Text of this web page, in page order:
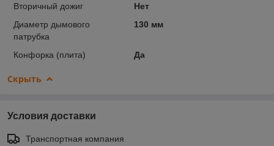
Вторичный дожиг
Нет
Диаметр дымового
патрубка
130 мм
Конфорка (плита) Да
Скрыть
Условия доставки
Транспортная компания